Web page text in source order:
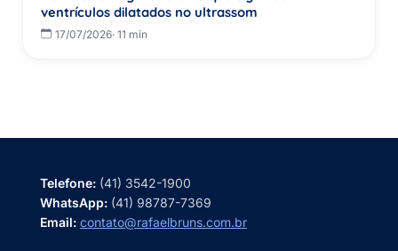
ventrículos dilatados no ultrassom
17/07/2026· 11 min
Telefone: (41) 3542-1900
WhatsApp: (41) 98787-7369
Email: contato@rafaelbruns.com.br